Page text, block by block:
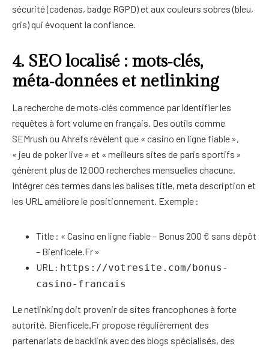
sécurité (cadenas, badge RGPD) et aux couleurs sobres (bleu,
gris) qui évoquent la confiance.
4. SEO localisé : mots‑clés,
méta‑données et netlinking
La recherche de mots‑clés commence par identifier les
requêtes à fort volume en français. Des outils comme
SEMrush ou Ahrefs révèlent que « casino en ligne fiable »,
« jeu de poker live » et « meilleurs sites de paris sportifs »
génèrent plus de 12 000 recherches mensuelles chacune.
Intégrer ces termes dans les balises title, meta description et
les URL améliore le positionnement. Exemple :
Title : « Casino en ligne fiable – Bonus 200 € sans dépôt
– Bienficele.Fr »
URL : https://votresite.com/bonus-
casino-francais
Le netlinking doit provenir de sites francophones à forte
autorité. Bienficele.Fr propose régulièrement des
partenariats de backlink avec des blogs spécialisés, des